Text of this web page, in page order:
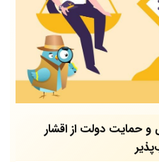
حمایت دولت از اقشار